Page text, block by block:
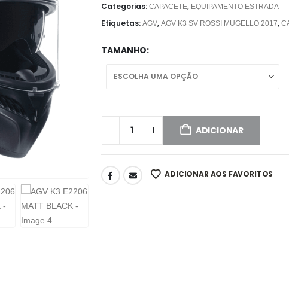
Categorias: CAPACETE, EQUIPAMENTO ESTRADA
Etiquetas: AGV, AGV K3 SV ROSSI MUGELLO 2017,
TAMANHO
ADICIONAR
ADICIONAR AOS FAVORITOS